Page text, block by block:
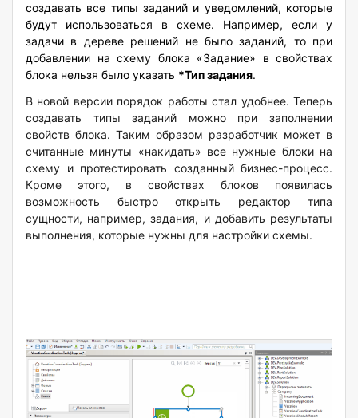
создавать все типы заданий и уведомлений, которые
будут использоваться в схеме. Например, если у
задачи в дереве решений не было заданий, то при
добавлении на схему блока «Задание» в свойствах
блока нельзя было указать *Тип задания.
В новой версии порядок работы стал удобнее. Теперь
создавать типы заданий можно при заполнении
свойств блока. Таким образом разработчик может в
считанные минуты «накидать» все нужные блоки на
схему и протестировать созданный бизнес-процесс.
Кроме этого, в свойствах блоков появилась
возможность быстро открыть редактор типа
сущности, например, задания, и добавить результаты
выполнения, которые нужны для настройки схемы.